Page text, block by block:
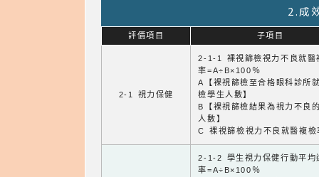
2.成
評價項目 子項目
2-1 視力保健
2-1-1 裸視篩檢視力不良就醫
率=A÷B×100％
A【裸視篩檢至合格眼科診所
檢學生人數】
B【裸視篩檢結果為視力不良
人數】
C 裸視篩檢視力不良就醫複檢
2-1-2 學生視力保健行動平均
率=A÷B×100％